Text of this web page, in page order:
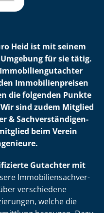
Heid ist mit seinem
für sie tätig.
Im­mo­bi­li­en­prei­sen
die folgenden Punkte
sind zudem Mitglied
& Sach­ver­stän­di­gen­
beim Verein
Gutachter mit
Im­mo­bi­li­en­sach­ver­
verschiedene
welche die